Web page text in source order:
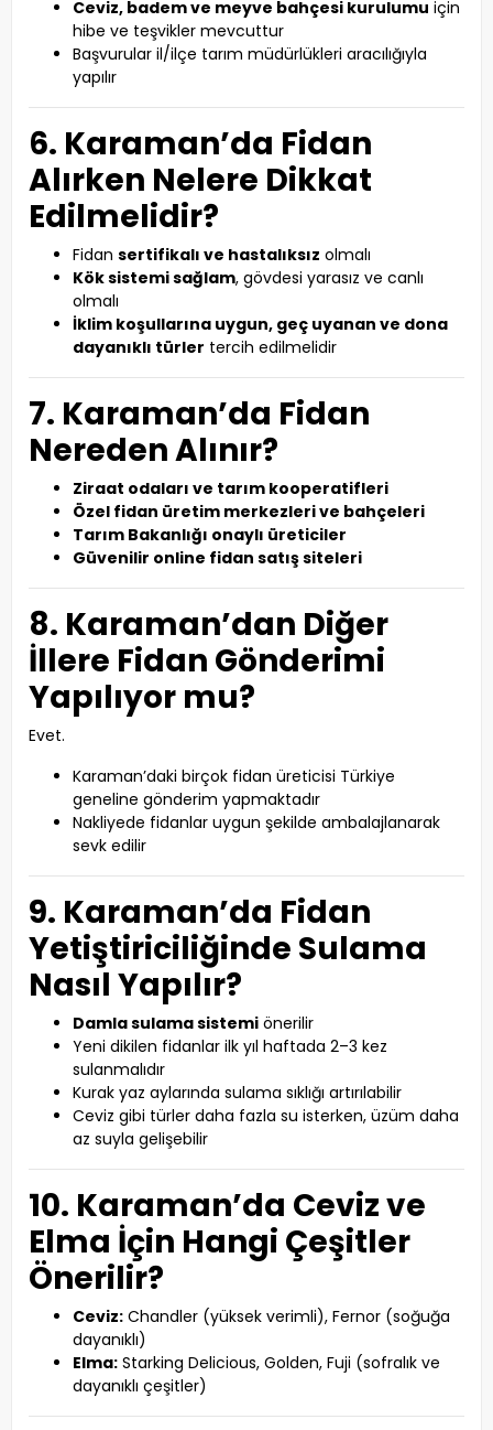
Ceviz, badem ve meyve bahçesi kurulumu için
hibe ve teşvikler mevcuttur
Başvurular il/ilçe tarım müdürlükleri aracılığıyla
yapılır
6. Karaman’da Fidan
Alırken Nelere Dikkat
Edilmelidir?
Fidan sertifikalı ve hastalıksız olmalı
Kök sistemi sağlam, gövdesi yarasız ve canlı
olmalı
İklim koşullarına uygun, geç uyanan ve dona
dayanıklı türler tercih edilmelidir
7. Karaman’da Fidan
Nereden Alınır?
Ziraat odaları ve tarım kooperatifleri
Özel fidan üretim merkezleri ve bahçeleri
Tarım Bakanlığı onaylı üreticiler
Güvenilir online fidan satış siteleri
8. Karaman’dan Diğer
İllere Fidan Gönderimi
Yapılıyor mu?
Evet.
Karaman’daki birçok fidan üreticisi Türkiye
geneline gönderim yapmaktadır
Nakliyede fidanlar uygun şekilde ambalajlanarak
sevk edilir
9. Karaman’da Fidan
Yetiştiriciliğinde Sulama
Nasıl Yapılır?
Damla sulama sistemi önerilir
Yeni dikilen fidanlar ilk yıl haftada 2–3 kez
sulanmalıdır
Kurak yaz aylarında sulama sıklığı artırılabilir
Ceviz gibi türler daha fazla su isterken, üzüm daha
az suyla gelişebilir
10. Karaman’da Ceviz ve
Elma İçin Hangi Çeşitler
Önerilir?
Ceviz: Chandler (yüksek verimli), Fernor (soğuğa
dayanıklı)
Elma: Starking Delicious, Golden, Fuji (sofralık ve
dayanıklı çeşitler)